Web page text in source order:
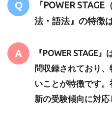
『POWER
法・語法』の特徴
『POWER STAGE
問収録されており
いことが特徴です
新の受験傾向に対応